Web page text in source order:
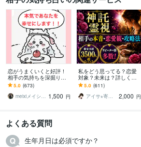
恋がうまくいくと好評！
相手の気持ちを深掘りし
ます 不倫・復縁◎。霊感
タロットで潜在意識まで
迅速丁寧に鑑定します
5.0 (673)
meixiメイシー☆幸せ引き寄せる占い師 1,500 円
私をどう思ってる？恋愛
対象？未来は？詳しく占
います どうすればこの恋
は成就するの？◆霊視×タ
ロットで不倫/復縁も
5.0 (611)
アイサ⋆寄り添い士
2,000 円
よくある質問